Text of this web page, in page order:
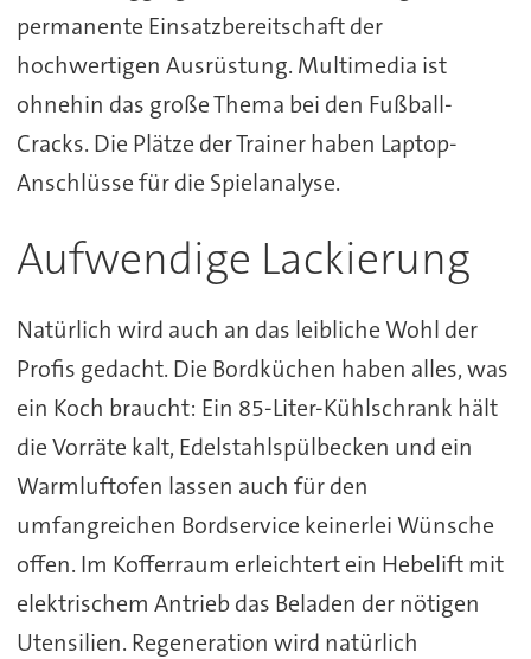
permanente Einsatzbereitschaft der
hochwertigen Ausrüstung. Multimedia ist
ohnehin das große Thema bei den Fußball-
Cracks. Die Plätze der Trainer haben Laptop-
Anschlüsse für die Spielanalyse.
Aufwendige Lackierung
Natürlich wird auch an das leibliche Wohl der
Profis gedacht. Die Bordküchen haben alles, was
ein Koch braucht: Ein 85-Liter-Kühlschrank hält
die Vorräte kalt, Edelstahlspülbecken und ein
Warmluftofen lassen auch für den
umfangreichen Bordservice keinerlei Wünsche
offen. Im Kofferraum erleichtert ein Hebelift mit
elektrischem Antrieb das Beladen der nötigen
Utensilien. Regeneration wird natürlich